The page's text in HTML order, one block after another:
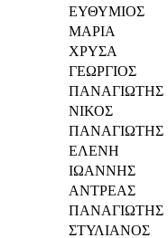
ΕΥΘΥΜΙΟΣ
ΜΑΡΙΑ
ΧΡΥΣΑ
ΓΕΩΡΓΙΟΣ
ΠΑΝΑΓΙΩΤΗΣ
ΝΙΚΟΣ
ΠΑΝΑΓΙΩΤΗΣ
ΕΛΕΝΗ
ΙΩΑΝΝΗΣ
ΑΝΤΡΕΑΣ
ΠΑΝΑΓΙΩΤΗΣ
ΣΤΥΛΙΑΝΟΣ